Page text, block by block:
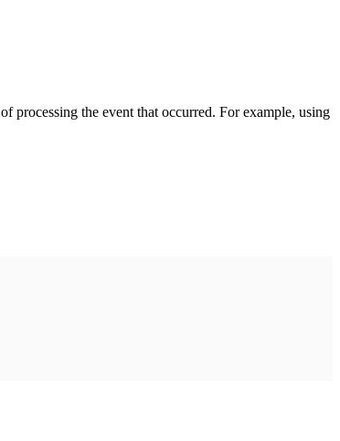
processing the event that occurred. For example, using